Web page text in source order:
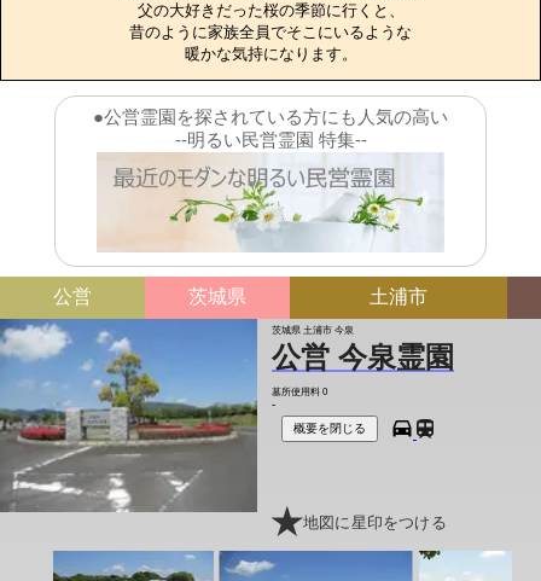
父の大好きだった桜の季節に行くと、
昔のように家族全員でそこにいるような
暖かな気持になります。
●公営霊園を探されている方にも人気の高い
--明るい民営霊園 特集--
公営 茨城県 土浦市
茨城県 土浦市 今泉
公営 今泉霊園
墓所使用料 0
-
概要を閉じる
地図に星印をつける